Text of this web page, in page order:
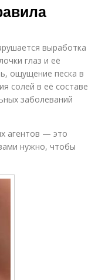
выработка
глаз и её
ощущение песка в
солей в её составе
заболеваний
агентов — это
нужно, чтобы